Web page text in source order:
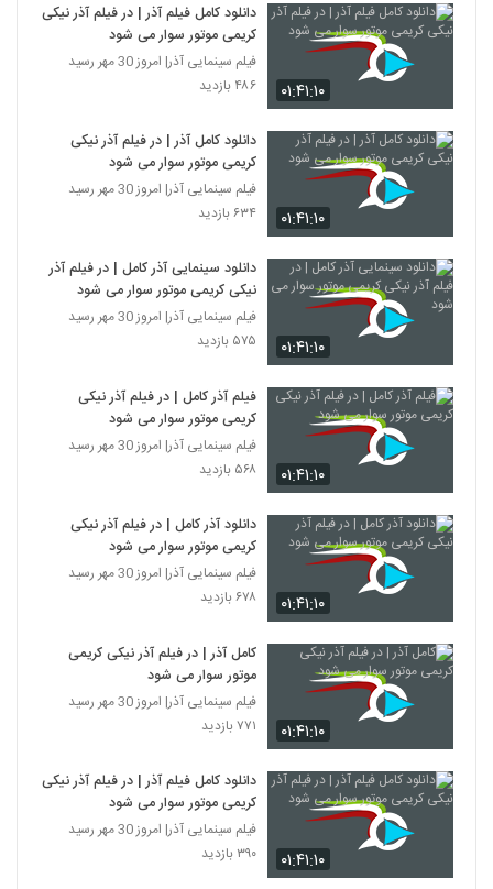
۰۱:۴۱:۱۰
دانلود کامل فیلم آذر | در فیلم آذر نیکی
کریمی موتور سوار می شود
فیلم سینمایی آذر| امروز 30 مهر رسید
۴۸۶ بازدید
۰۱:۴۱:۱۰
دانلود کامل آذر | در فیلم آذر نیکی
کریمی موتور سوار می شود
فیلم سینمایی آذر| امروز 30 مهر رسید
۶۳۴ بازدید
۰۱:۴۱:۱۰
دانلود سینمایی آذر کامل | در فیلم آذر
نیکی کریمی موتور سوار می شود
فیلم سینمایی آذر| امروز 30 مهر رسید
۵۷۵ بازدید
۰۱:۴۱:۱۰
فیلم آذر کامل | در فیلم آذر نیکی
کریمی موتور سوار می شود
فیلم سینمایی آذر| امروز 30 مهر رسید
۵۶۸ بازدید
۰۱:۴۱:۱۰
دانلود آذر کامل | در فیلم آذر نیکی
کریمی موتور سوار می شود
فیلم سینمایی آذر| امروز 30 مهر رسید
۶۷۸ بازدید
۰۱:۴۱:۱۰
کامل آذر | در فیلم آذر نیکی کریمی
موتور سوار می شود
فیلم سینمایی آذر| امروز 30 مهر رسید
۷۷۱ بازدید
۰۱:۴۱:۱۰
دانلود کامل فیلم آذر | در فیلم آذر نیکی
کریمی موتور سوار می شود
فیلم سینمایی آذر| امروز 30 مهر رسید
۳۹۰ بازدید